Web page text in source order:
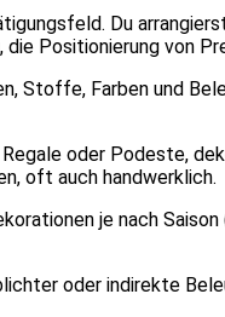
Du
Positionierung von
Stoffe, Farben und
oder Podeste,
oft auch handwerklich.
je nach
oder indirekte